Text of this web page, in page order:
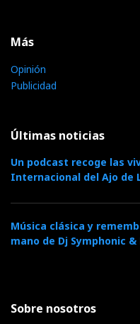
Más
Opinión
Publicidad
Últimas noticias
Un podcast recoge las
Internacional del Ajo de
Música clásica y
mano de Dj Symphonic
Sobre nosotros